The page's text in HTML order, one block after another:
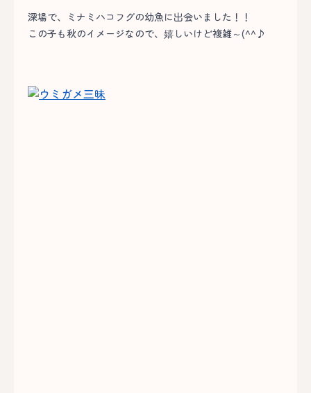
深場で、ミナミハコフグの幼魚に出会いました！！
この子も秋のイメージなので、嬉しいけど複雑～(^^♪